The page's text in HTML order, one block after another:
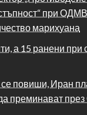
при
марихуана
а 15 ранени при
повиши, Иран
преминават през